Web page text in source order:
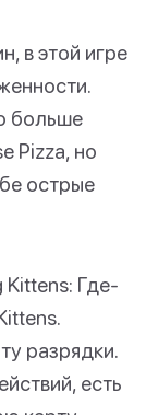
в этой игре
больше
Pizza, но
острые
Где-
разрядки.
есть